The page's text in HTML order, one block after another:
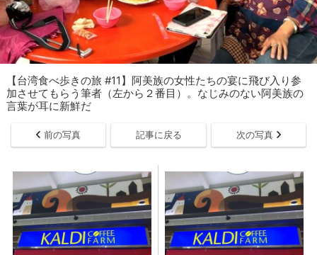
【台湾食べ歩きの旅 #11】阿美族の女性たちの宴に飛び入り参
加させてもらう筆者（左から２番目）。なじみのない阿美族の
言葉が耳に新鮮だ
前の写真 記事に戻る 次の写真